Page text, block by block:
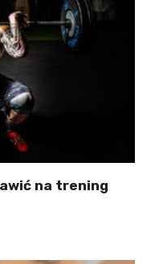
na trening